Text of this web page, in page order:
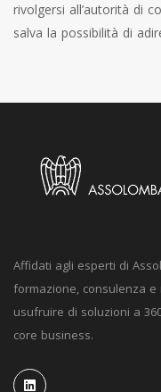
rivolgersi all’autorità di
salva la possibilità di
Affidati agli esperti di
formazione, consulenza e
usufruire di soluzioni a
core business.